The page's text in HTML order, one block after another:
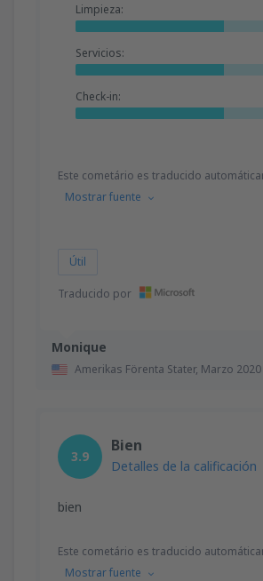
Monique
Amerikas Förenta Stater, Marzo 2020
Limpieza:
Servicios:
Check-in:
Este cometário es traducido
Mostrar fuente
Útil
Traducido por
3.9
Bien
Detalles de la calificación
bien
Este cometário es traducido
Mostrar fuente